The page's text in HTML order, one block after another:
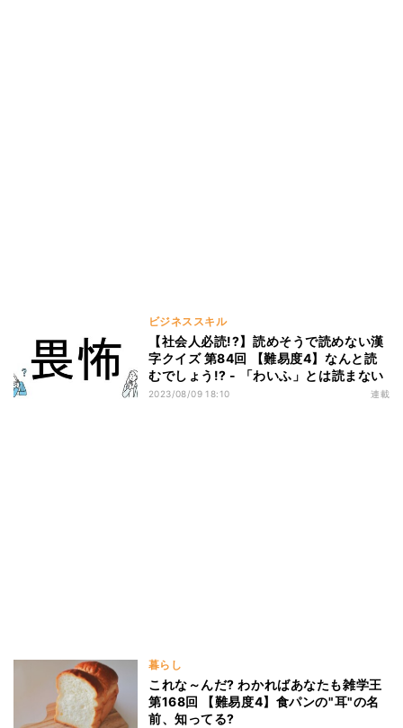
ビジネススキル
【社会人必読!?】読めそうで読めない漢
字クイズ 第84回 【難易度4】なんと読
むでしょう!? - 「わいふ」とは読まない
2023/08/09 18:10 連載
暮らし
これな～んだ? わかればあなたも雑学王
第168回 【難易度4】食パンの"耳"の名
前、知ってる?